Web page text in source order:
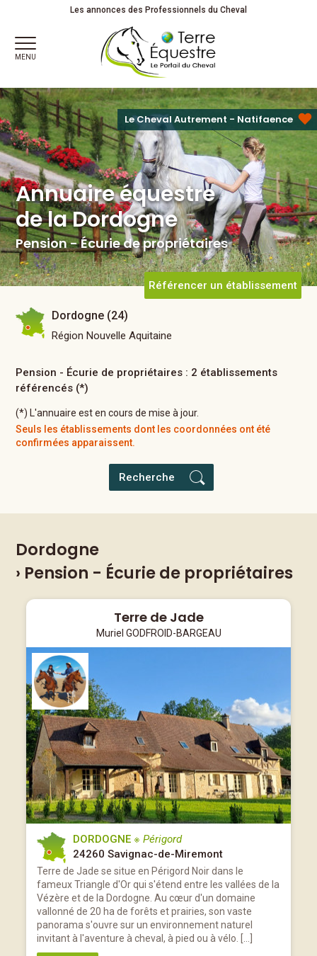
Annuaire équestre
Pension - Écurie de propriétaires
Les annonces des Professionnels du Cheval
MENU
Annuaire équestre
de la Dordogne
Pension - Écurie de propriétaires
Le Cheval Autrement - Natifaence
Référencer un établissement
Dordogne (24)
Région Nouvelle Aquitaine
Pension - Écurie de propriétaires : 2 établissements
référencés (*)
(*) L'annuaire est en cours de mise à jour.
Seuls les établissements dont les coordonnées ont été
confirmées apparaissent.
Recherche
Dordogne
› Pension - Écurie de propriétaires
Terre de Jade
Muriel GODFROID-BARGEAU
DORDOGNE ※ Périgord
24260 Savignac-de-Miremont
Terre de Jade se situe en Périgord Noir dans le
fameux Triangle d'Or qui s'étend entre les vallées de la
Vézère et de la Dordogne. Au cœur d'un domaine
vallonné de 20 ha de forêts et prairies, son vaste
panorama s'ouvre sur un environnement naturel
invitant à l'aventure à cheval, à pied ou à vélo. […]